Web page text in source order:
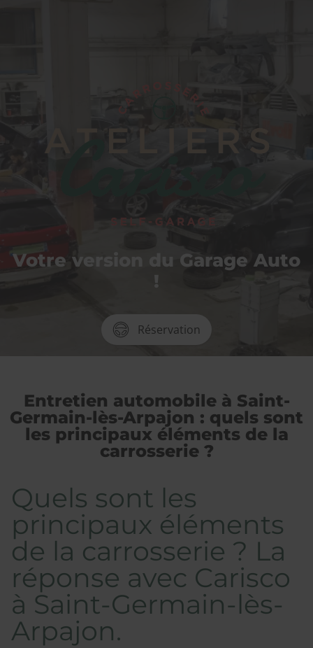
Votre version du Garage Auto
!
Réservation
Entretien automobile à Saint-
Germain-lès-Arpajon : quels sont
les principaux éléments de la
carrosserie ?
Quels sont les
principaux éléments
de la carrosserie ? La
réponse avec Carisco
à Saint-Germain-lès-
Arpajon.